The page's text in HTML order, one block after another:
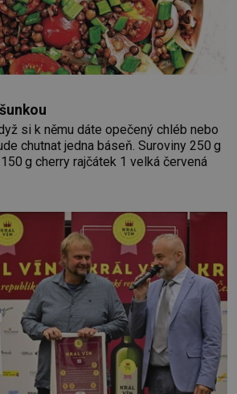
si k němu dáte opečený chléb nebo
jedna báseň. Suroviny 250 g
g cherry rajčátek 1 velká červená